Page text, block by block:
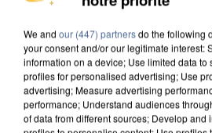
MAFIA INTERPELLÉ EN
We and our (447) partnersdo the following
your consent and/or our legitimate interest:
information on a device; Use limited data to
profiles for personalised advertising; Use
advertising; Measure advertising
performance; Understand audiences
of data from different sources; Develop and